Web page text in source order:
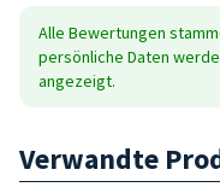
Alle Bewertungen
persönliche Daten
angezeigt.
Verwandte